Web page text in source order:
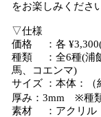
をお楽しみくださ
▽仕様
価格 ：各
種類 ：全6種(浦
馬、コエンマ)
サイズ ：本体：
厚み：3mm ※種
素材 ：アクリル